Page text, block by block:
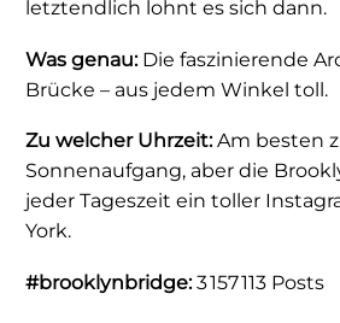
letztendlich lohnt es sich dann.
Was genau:Die faszinierende
Brücke – aus jedem Winkel toll.
Zu welcher Uhrzeit:Am besten
Sonnenaufgang, aber die
jeder Tageszeit ein toller
York.
#brooklynbridge:3 157 113 Posts